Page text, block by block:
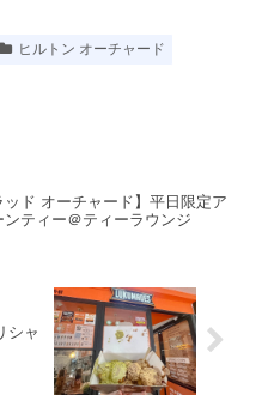
ヒルトン オーチャード
ッド オーチャード】平日限定ア
ンティー＠ティーラウンジ
シャ